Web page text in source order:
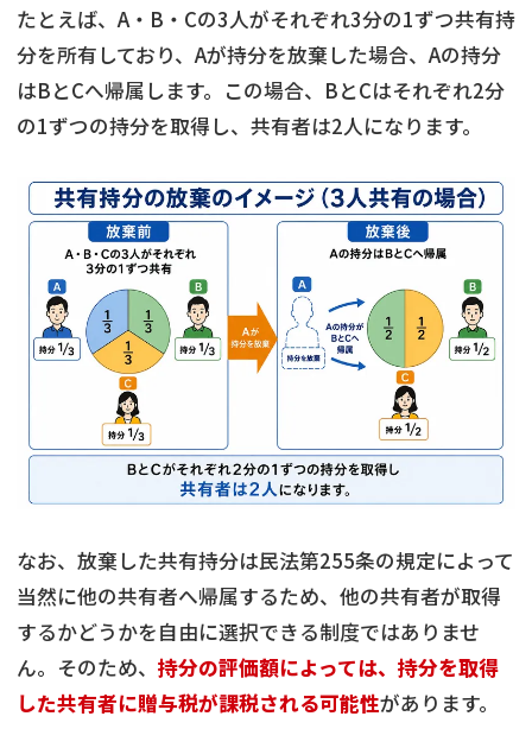
たとえば、A・B・Cの3人がそれぞれ3分の1ずつ共有持
分を所有しており、Aが持分を放棄した場合、Aの持分
はBとCへ帰属します。この場合、BとCはそれぞれ2分
の1ずつの持分を取得し、共有者は2人になります。
なお、放棄した共有持分は民法第255条の規定によって
当然に他の共有者へ帰属するため、他の共有者が取得
するかどうかを自由に選択できる制度ではありませ
ん。そのため、 持分の評価額によっては、持分を取得
した共有者に贈与税が課税される可能性があります。